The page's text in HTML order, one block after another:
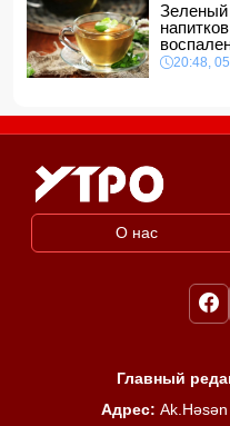
Зеленый
20:48,
О нас
Главный
Адрес: